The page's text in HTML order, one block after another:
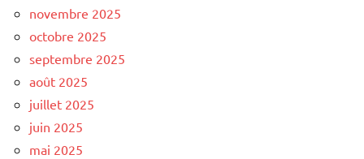
novembre 2025
octobre 2025
septembre 2025
août 2025
juillet 2025
juin 2025
mai 2025